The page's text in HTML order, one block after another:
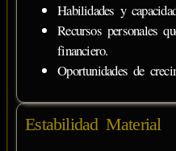
Habilidades y
Recursos personales
financiero.
Oportunidades de
Estabilidad Material